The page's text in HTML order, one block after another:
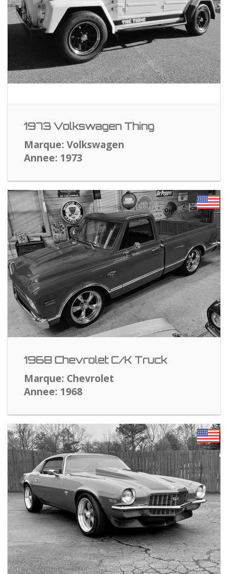
1973 Volkswagen Thing
Marque: Volkswagen
Annee: 1973
1968 Chevrolet C/K Truck
Marque: Chevrolet
Annee: 1968